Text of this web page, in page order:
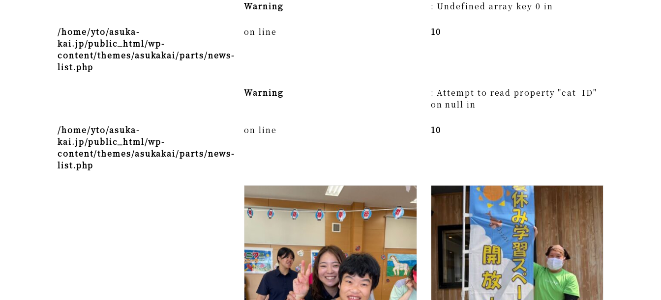
Warning : Undefined array key 0 in
/home/yto/asuka-
kai.jp/public_html/wp-
content/themes/asukakai/parts/news-
list.php
on line 10
Warning
: Attempt to read property "cat_ID"
on null in
/home/yto/asuka-
kai.jp/public_html/wp-
content/themes/asukakai/parts/news-
list.php
on line 10